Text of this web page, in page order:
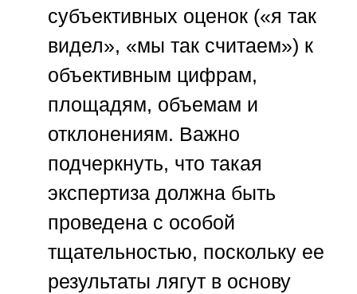
субъективных оценок («я так
видел», «мы так считаем») к
объективным цифрам,
площадям, объемам и
отклонениям. Важно
подчеркнуть, что такая
экспертиза должна быть
проведена с особой
тщательностью, поскольку ее
результаты лягут в основу